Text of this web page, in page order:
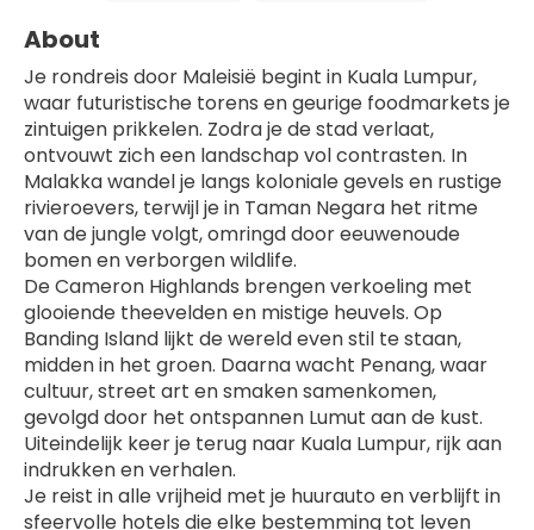
About
Je rondreis door Maleisië begint in Kuala Lumpur,
waar futuristische torens en geurige foodmarkets je
zintuigen prikkelen. Zodra je de stad verlaat,
ontvouwt zich een landschap vol contrasten. In
Malakka wandel je langs koloniale gevels en rustige
rivieroevers, terwijl je in Taman Negara het ritme
van de jungle volgt, omringd door eeuwenoude
bomen en verborgen wildlife.
De Cameron Highlands brengen verkoeling met
glooiende theevelden en mistige heuvels. Op
Banding Island lijkt de wereld even stil te staan,
midden in het groen. Daarna wacht Penang, waar
cultuur, street art en smaken samenkomen,
gevolgd door het ontspannen Lumut aan de kust.
Uiteindelijk keer je terug naar Kuala Lumpur, rijk aan
indrukken en verhalen.
Je reist in alle vrijheid met je huurauto en verblijft in
sfeervolle hotels die elke bestemming tot leven